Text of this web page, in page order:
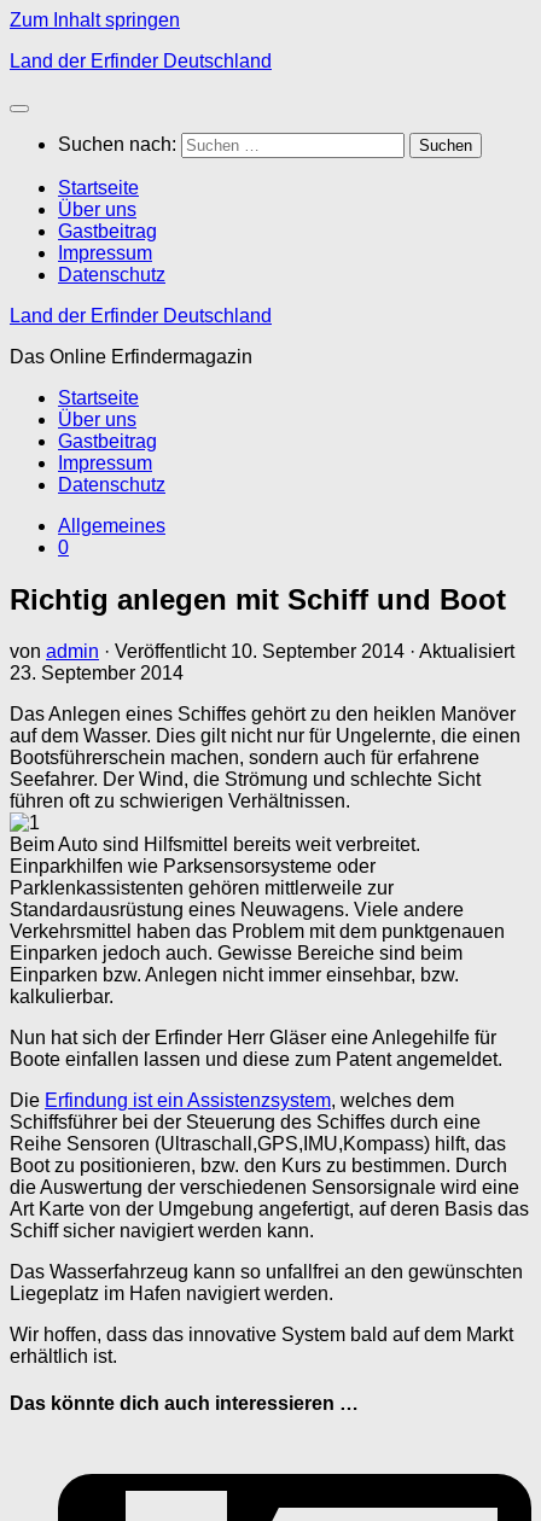
Zum Inhalt springen
Land der Erfinder Deutschland
Suchen nach:
Startseite
Über uns
Gastbeitrag
Impressum
Datenschutz
Land der Erfinder Deutschland
Das Online Erfindermagazin
Startseite
Über uns
Gastbeitrag
Impressum
Datenschutz
Allgemeines
0
Richtig anlegen mit Schiff und Boot
von admin · Veröffentlicht 10. September 2014 · Aktualisiert
23. September 2014
Das Anlegen eines Schiffes gehört zu den heiklen Manöver
auf dem Wasser. Dies gilt nicht nur für Ungelernte, die einen
Bootsführerschein machen, sondern auch für erfahrene
Seefahrer. Der Wind, die Strömung und schlechte Sicht
führen oft zu schwierigen Verhältnissen.
Beim Auto sind Hilfsmittel bereits weit verbreitet.
Einparkhilfen wie Parksensorsysteme oder
Parklenkassistenten gehören mittlerweile zur
Standardausrüstung eines Neuwagens. Viele andere
Verkehrsmittel haben das Problem mit dem punktgenauen
Einparken jedoch auch. Gewisse Bereiche sind beim
Einparken bzw. Anlegen nicht immer einsehbar, bzw.
kalkulierbar.
Nun hat sich der Erfinder Herr Gläser eine Anlegehilfe für
Boote einfallen lassen und diese zum Patent angemeldet.
Die Erfindung ist ein Assistenzsystem, welches dem
Schiffsführer bei der Steuerung des Schiffes durch eine
Reihe Sensoren (Ultraschall,GPS,IMU,Kompass) hilft, das
Boot zu positionieren, bzw. den Kurs zu bestimmen. Durch
die Auswertung der verschiedenen Sensorsignale wird eine
Art Karte von der Umgebung angefertigt, auf deren Basis das
Schiff sicher navigiert werden kann.
Das Wasserfahrzeug kann so unfallfrei an den gewünschten
Liegeplatz im Hafen navigiert werden.
Wir hoffen, dass das innovative System bald auf dem Markt
erhältlich ist.
Das könnte dich auch interessieren …